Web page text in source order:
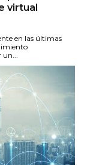
virtual
en las últimas